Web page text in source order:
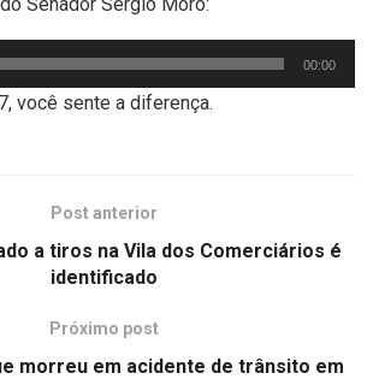
00:00
você sente a diferença.
Post anterior
a tiros na Vila dos Comerciários é
identificado
Próximo post
morreu em acidente de trânsito em